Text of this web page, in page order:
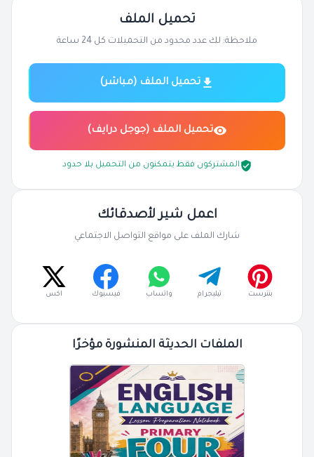
تحميل الملف
ملاحظة: لك عدد محدود من التحميلات كل 24 ساعة
تحميل الملف (مباشر)
تحميل الملف (جوجل درايف)
المشتركون فقط يتمكنون من التحميل بلا حدود
اعمل شير لأصدقائك
شارك الملف على مواقع التواصل الاجتماعي
بنترست تيليجرام واتساب فيسبوك اكس
الملفات الحديثة المنشورة مؤخرًا